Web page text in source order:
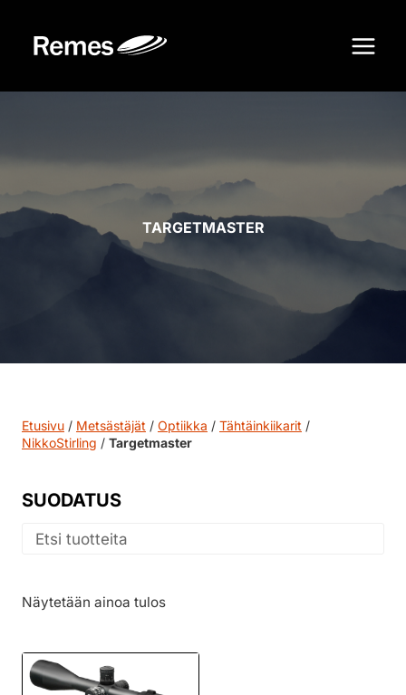
sisältöön
TARGETMASTER
Näytetään ainoa tulos
Etusivu / Metsästäjät / Optiikka / Tähtäinkiikarit /
NikkoStirling / Targetmaster
SUODATUS